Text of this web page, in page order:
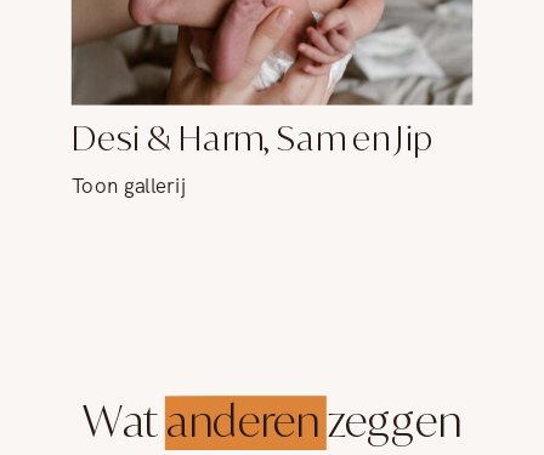
Desi & Harm, Sam en Jip
Toon gallerij
Wat anderen zeggen